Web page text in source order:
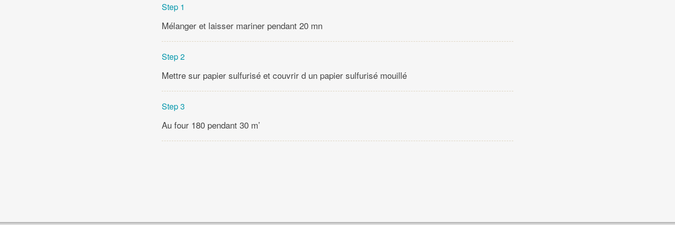
Step 1
Mélanger et laisser mariner pendant 20 mn
Step 2
Mettre sur papier sulfurisé et couvrir d un papier sulfurisé mouillé
Step 3
Au four 180 pendant 30 m’